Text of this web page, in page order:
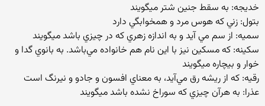
خديجه: به سقط جنين شتر ميگويند
بتول: زني كه هوس مرد و همخوابگي دارد
سميه: از سم مي آيد و به اندازه زهري كه در چيزي باشد ميگويند
سكينه: كه مسكين نيز با اين نام هم خانواده مي‌باشد. به بانوي گدا و
خوار و بيچاره ميگويند
رقيه: كه از ريشه رق مي‌آيد، به معناي افسون و جادو و نيرنگ است
عذرا: به هرآن چيزي كه سوراخ نشده باشد ميگويند